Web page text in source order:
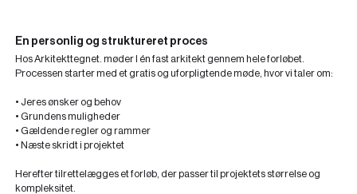
En personlig og struktureret proces
Hos Arkitekttegnet. møder I én fast arkitekt gennem hele forløbet.
Processen starter med et gratis og uforpligtende møde, hvor vi taler om:
• Jeres ønsker og behov
• Grundens muligheder
• Gældende regler og rammer
• Næste skridt i projektet
Herefter tilrettelægges et forløb, der passer til projektets størrelse og
kompleksitet.